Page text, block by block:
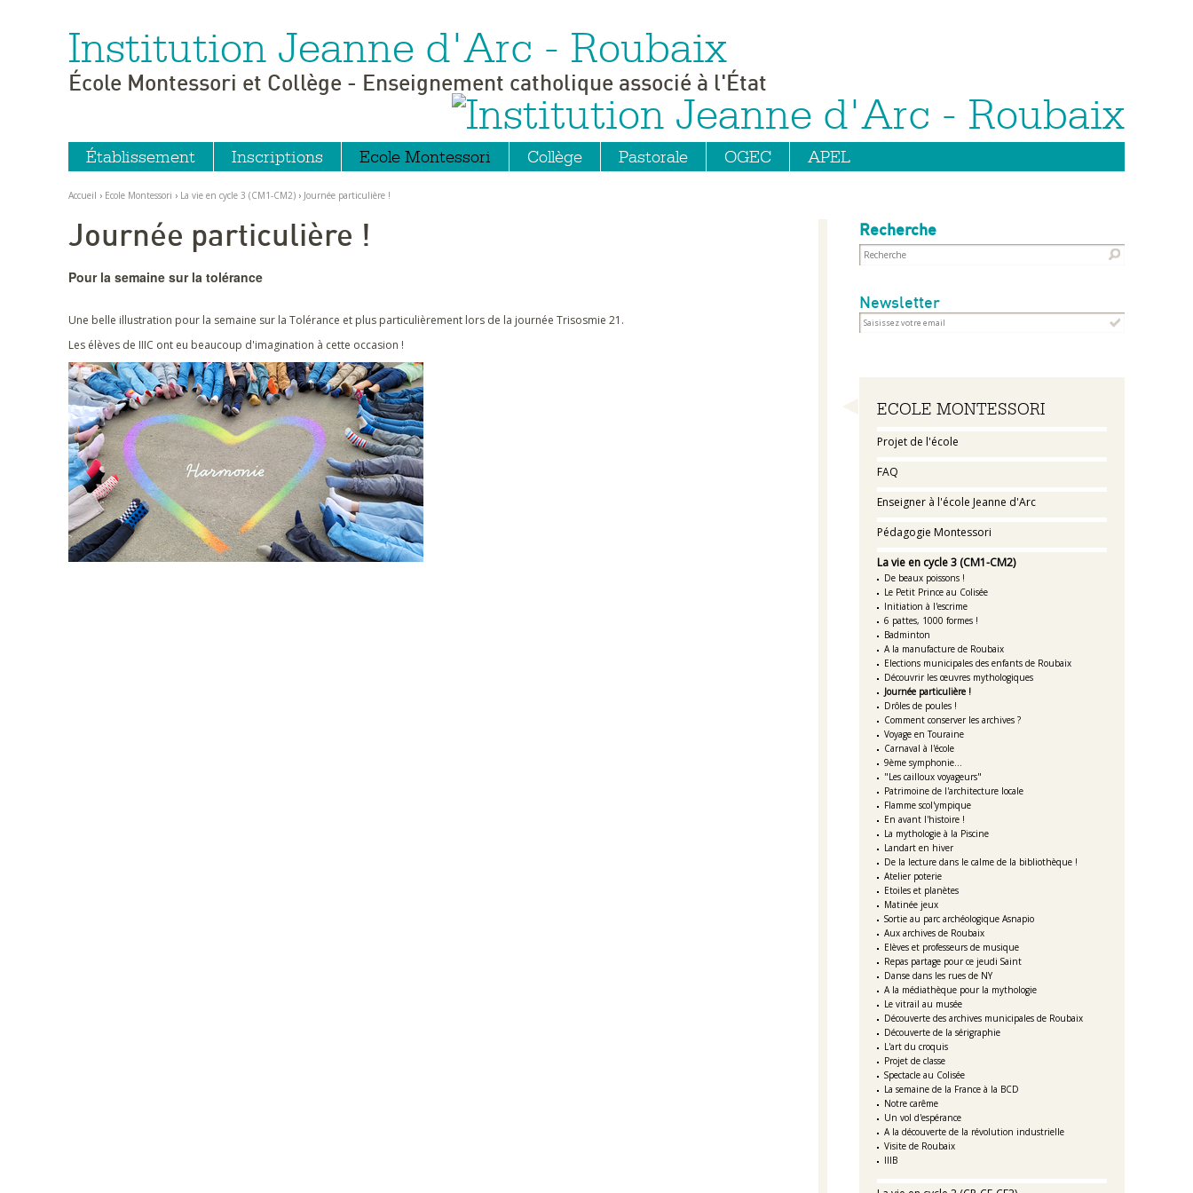
Aller
Aller
à
Outils
personnels
Institution Jeanne d'Arc - Roubaix
École Montessori et Collège - Enseignement catholique associé à l'État
Établissement Inscriptions Ecole Montessori Collège Pastorale OGEC APEL
Accueil › Ecole Montessori › La vie en cycle 3 (CM1-CM2) › Journée particulière !
Recherche
Newsletter
Navigation
ECOLE MONTESSORI
Projet de l'école
FAQ
Enseigner à l'école Jeanne d'Arc
Pédagogie Montessori
La vie en cycle 3 (CM1-CM2)
De beaux poissons !
Le Petit Prince au Colisée
Initiation à l'escrime
6 pattes, 1000 formes !
Badminton
A la manufacture de Roubaix
Elections municipales des enfants de Roubaix
Découvrir les œuvres mythologiques
Journée particulière !
Drôles de poules !
Comment conserver les archives ?
Voyage en Touraine
Carnaval à l'école
9ème symphonie...
"Les cailloux voyageurs"
Patrimoine de l'architecture locale
Flamme scol'ympique
En avant l'histoire !
La mythologie à la Piscine
Landart en hiver
De la lecture dans le calme de la bibliothèque !
Atelier poterie
Etoiles et planètes
Matinée jeux
Sortie au parc archéologique Asnapio
Aux archives de Roubaix
Elèves et professeurs de musique
Repas partage pour ce jeudi Saint
Danse dans les rues de NY
A la médiathèque pour la mythologie
Le vitrail au musée
Découverte des archives municipales de Roubaix
Découverte de la sérigraphie
L'art du croquis
Projet de classe
Spectacle au Colisée
La semaine de la France à la BCD
Notre carême
Un vol d'espérance
A la découverte de la révolution industrielle
Visite de Roubaix
IIIB
Journée particulière !
Pour la semaine sur la tolérance
Une belle illustration pour la semaine sur la Tolérance et plus particulièrement lors de la journée Trisosmie 21.
Les élèves de IIIC ont eu beaucoup d'imagination à cette occasion !